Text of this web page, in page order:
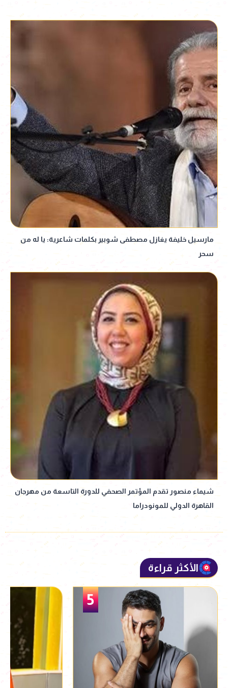
مارسيل خليفة يغازل مصطفى شوبير بكلمات شاعرية: يا له من
سحر
شيماء منصور تقدم المؤتمر الصحفي للدورة التاسعة من مهرجان
القاهرة الدولي للمونودراما
الأكثر قراءة
5